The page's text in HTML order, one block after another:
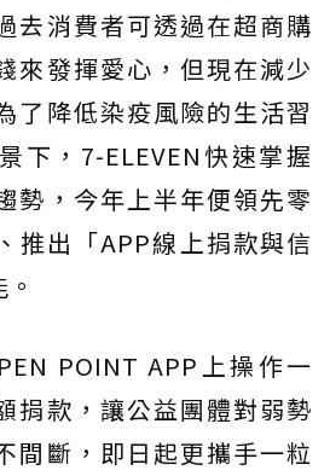
去消費者可透過在超商購
來發揮愛心，但現在減少
了降低染疫風險的生活習
下，7-ELEVEN快速掌握
勢，今年上半年便領先零
推出「APP線上捐款與信
POINT APP上操作一
捐款，讓公益團體對弱勢
間斷，即日起更攜手一粒